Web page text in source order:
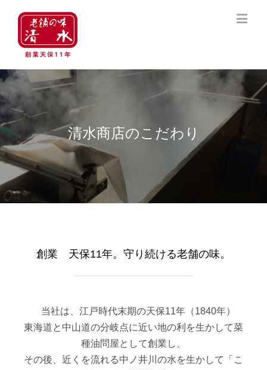
清水商店のこだわり
創業 天保11年。守り続ける老舗の味。
当社は、江戸時代末期の天保11年（1840年）
東海道と中山道の分岐点に近い地の利を生かして菜
種油問屋として創業し、
その後、近くを流れる中ノ井川の水を生かして「こ